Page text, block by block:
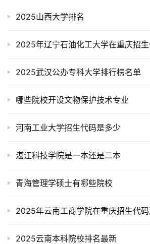
2025山西大学排名
2025年辽宁石油化工大学在重庆招
2025武汉公办专科大学排行榜名单
哪些院校开设文物保护技术专业
河南工业大学招生代码是多少
湛江科技学院是一本还是二本
青海管理学硕士有哪些院校
2025年云南工商学院在重庆招生代
2025云南本科院校排名最新